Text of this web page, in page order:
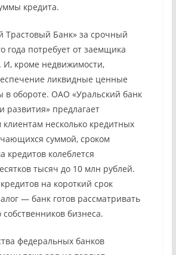
кредита.
Трастовый Банк» за срочный
года потребует от заемщика
И, кроме недвижимости,
ликвидные ценные
в обороте. ОАО «Уральский банк
развития» предлагает
несколько кредитных
суммой, сроком
кредитов колеблется
тысяч до 10 млн рублей.
на короткий срок
— банк готов рассматривать
собственников бизнеса.
федеральных банков